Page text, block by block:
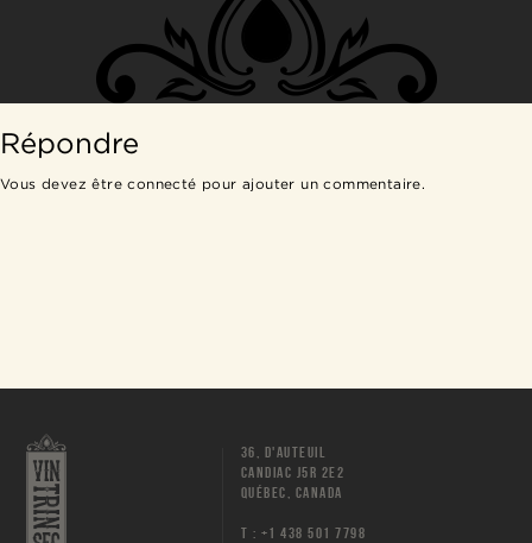
Répondre
Vous devez êtreconnecté pour ajouter un commentaire.
36, D'AUTEUIL
CANDIAC J5R 2E2
QUÉBEC, CANADA
T : +1 438 501 7798